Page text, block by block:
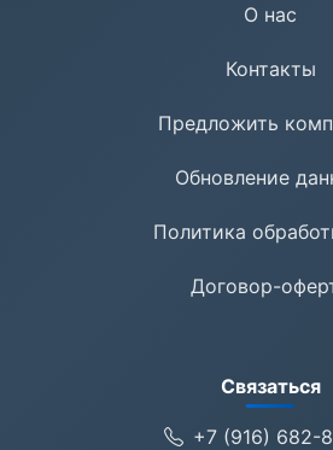
О нас
Контакты
Предложить
Обновление
Политика
Договор-
Связаться
+7 (916) 682-